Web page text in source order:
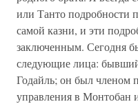
или Танто подробности
самой казни, и эти
заключенным. Сегодня
следующие лица:
Годайль; он был членом
управления в Монтобан